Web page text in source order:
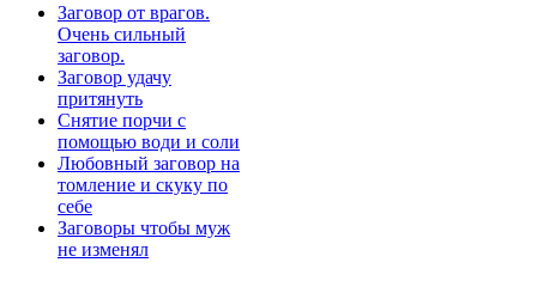
Заговор от врагов.
Очень сильный
заговор.
Заговор удачу
притянуть
Снятие порчи с
помощью води и соли
Любовный заговор на
томление и скуку по
себе
Заговоры чтобы муж
не изменял